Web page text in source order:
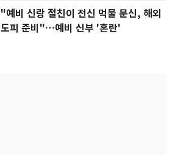
"예비 신랑 절친이 전신 먹물 문신, 해외
도피 준비"…예비 신부 '혼란'